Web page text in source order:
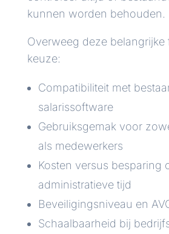
kunnen worden behouden.
Overweeg deze belangrijke
keuze:
Compatibiliteit met
salarissoftware
Gebruiksgemak voor
als medewerkers
Kosten versus besparing
administratieve tijd
Beveiligingsniveau en
Schaalbaarheid bij